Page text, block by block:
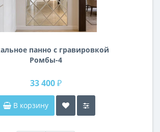
панно с гравировкой
Ромбы-4
33 400 ₽
В корзину